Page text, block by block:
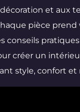
décoration et aux
pièce prend
conseils
créer un
style, confort